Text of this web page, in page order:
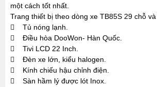
một cách tốt nhất.
Trang thiết bị theo dòng xe TB85S 29 chỗ
 Tủ nóng lạnh.
 Điều hòa DooWon- Hàn Quốc.
 Tivi LCD 22 Inch.
 Đèn xe lớn, kiểu halogen.
 Kính chiếu hậu chỉnh điện.
 Sàn hầm lý được lót Inox.